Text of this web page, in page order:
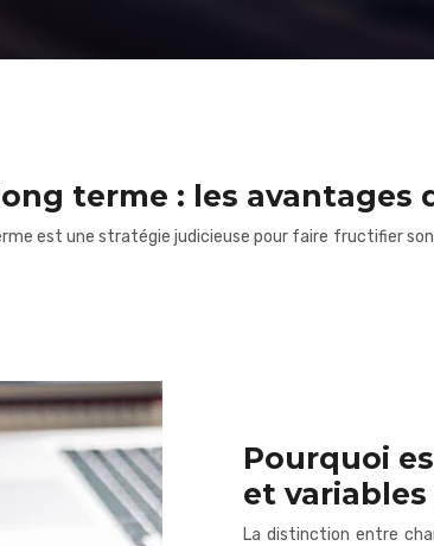
terme : les avantages
est une stratégie judicieuse pour faire fructifier
Pourquoi
et
La distinction entre